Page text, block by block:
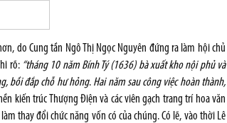
do Cung tần Ngô Thị Ngọc Nguyên đứng ra làm hội chủ
rõ: “tháng 10 năm Bính Tý (1636) bà xuất kho nội phủ và
bồi đắp chỗ hư hỏng. Hai năm sau công việc hoàn thành,
kiến trúc Thượng Điện và các viên gạch trang trí hoa văn
thay đổi chức năng vốn có của chúng. Có lẽ, vào thời Lê